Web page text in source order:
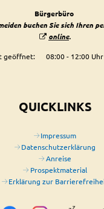
Bürgerbüro
buchen Sie sich Ihren
online.
um weitere Öffnungs- oder
geöffnet: 08:00- 12:00 Uhr
QUICKLINKS
Impressum
Datenschutzerklärung
Anreise
Prospektmaterial
Erklärung zur